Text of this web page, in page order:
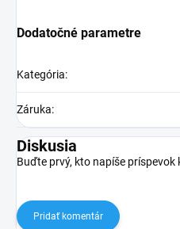
Dodatočné parametre
Kategória:
Záruka:
Diskusia
Buďte prvý, kto napíše príspevok
Pridať komentár